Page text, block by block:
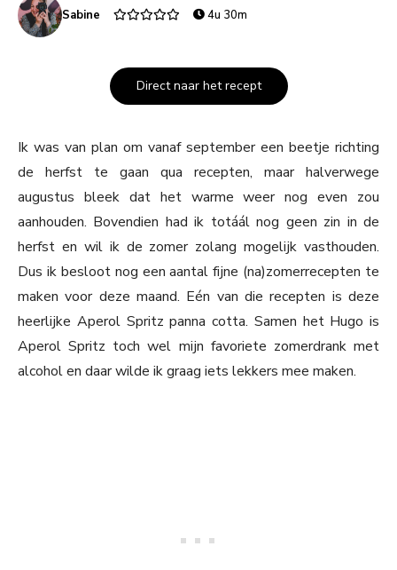
Sabine 4u 30m
Direct naar het recept
Ik was van plan om vanaf september een beetje richting
de herfst te gaan qua recepten, maar halverwege
augustus bleek dat het warme weer nog even zou
aanhouden. Bovendien had ik totáál nog geen zin in de
herfst en wil ik de zomer zolang mogelijk vasthouden.
Dus ik besloot nog een aantal fijne (na)zomerrecepten te
maken voor deze maand. Eén van die recepten is deze
heerlijke Aperol Spritz panna cotta. Samen het Hugo is
Aperol Spritz toch wel mijn favoriete zomerdrank met
alcohol en daar wilde ik graag iets lekkers mee maken.